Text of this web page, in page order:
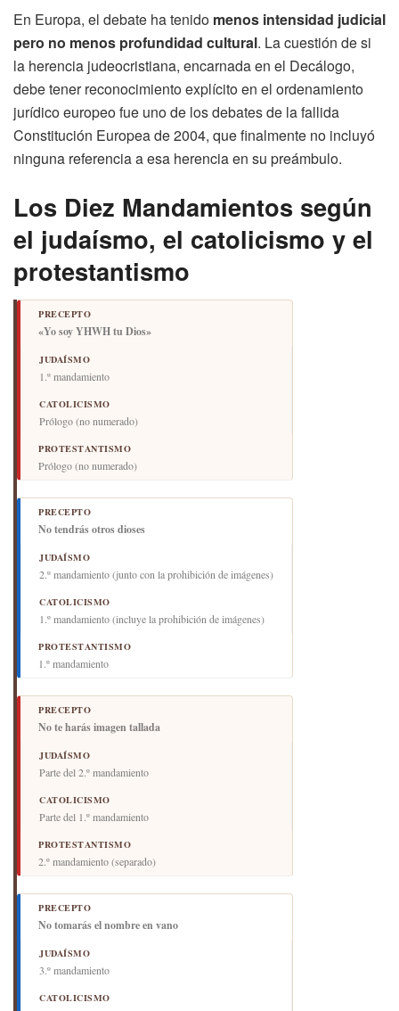
En Europa, el debate ha tenido menos intensidad judicial
pero no menos profundidad cultural. La cuestión de si
la herencia judeocristiana, encarnada en el Decálogo,
debe tener reconocimiento explícito en el ordenamiento
jurídico europeo fue uno de los debates de la fallida
Constitución Europea de 2004, que finalmente no incluyó
ninguna referencia a esa herencia en su preámbulo.
Los Diez Mandamientos según
el judaísmo, el catolicismo y el
protestantismo
«Yo soy YHWH tu Dios»
1.º mandamiento
Prólogo (no numerado)
Prólogo (no numerado)
No tendrás otros dioses
2.º mandamiento (junto con la prohibición de imágenes)
1.º mandamiento (incluye la prohibición de imágenes)
1.º mandamiento
No te harás imagen tallada
Parte del 2.º mandamiento
Parte del 1.º mandamiento
2.º mandamiento (separado)
No tomarás el nombre en vano
3.º mandamiento